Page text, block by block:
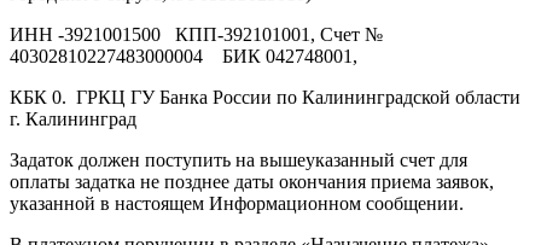
ИНН -3921001500 КПП-392101001, Счет №
40302810227483000004 БИК 042748001,
КБК 0. ГРКЦ ГУ Банка России по Калининградской области
г. Калининград
Задаток должен поступить на вышеуказанный счет для
оплаты задатка не позднее даты окончания приема заявок,
указанной в настоящем Информационном сообщении.